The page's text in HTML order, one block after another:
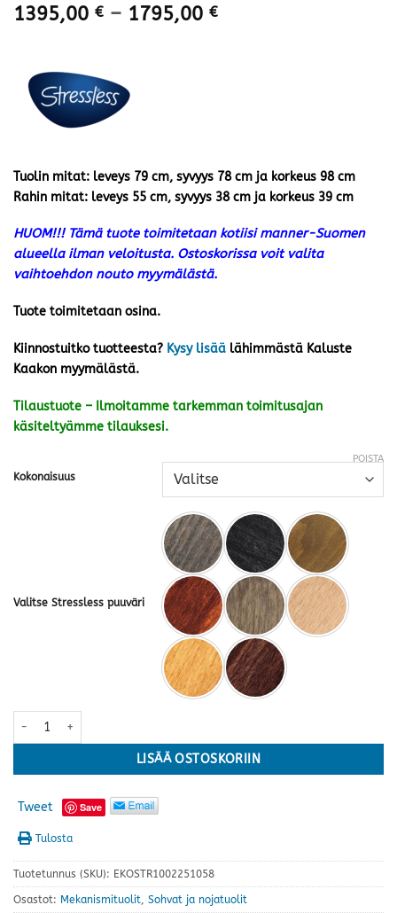
1395,00 € – 1795,00 €Hintaluokka:
Tuolin mitat: leveys 79 cm, syvyys 78 cm ja korkeus 98 cm
Rahin mitat: leveys 55 cm, syvyys 38 cm ja korkeus 39 cm
HUOM!!! Tämä tuote toimitetaan kotiisi manner-Suomen
alueella ilman veloitusta. Ostoskorissa voit valita
vaihtoehdon nouto myymälästä.
Tuote toimitetaan osina.
Kiinnostuitko tuotteesta? Kysy lisää lähimmästä Kaluste
Kaakon myymälästä.
Tilaustuote – Ilmoitamme tarkemman toimitusajan
käsiteltyämme tilauksesi.
Kokonaisuus
Valitse Stressless puuväri
POISTA
Stressless® Reno Classic, M-koko, Paloma ruskea kokonahka
LISÄÄ OSTOSKORIIN
Tweet Save
Tulosta
Tuotetunnus (SKU): EKOSTR1002251058
Osastot: Mekanismituolit, Sohvat ja nojatuolit